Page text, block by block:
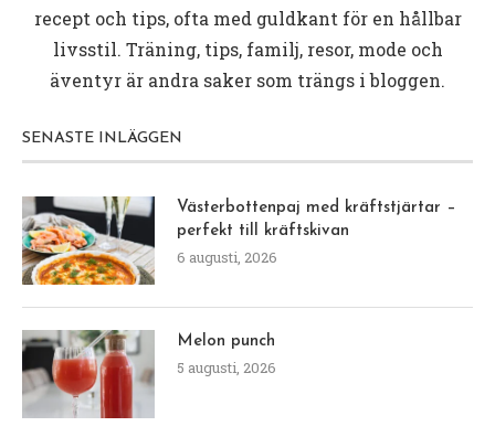
recept och tips, ofta med guldkant för en hållbar
livsstil. Träning, tips, familj, resor, mode och
äventyr är andra saker som trängs i bloggen.
SENASTE INLÄGGEN
Västerbottenpaj med kräftstjärtar –
perfekt till kräftskivan
6 augusti, 2026
Melon punch
5 augusti, 2026